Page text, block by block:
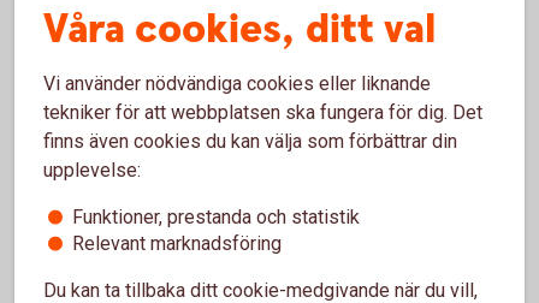
Mer information
Vanliga frågor och svar
Våra cookies, ditt val
Vi använder nödvändiga cookies eller liknande
tekniker för att webbplatsen ska fungera för dig. Det
finns även cookies du kan välja som förbättrar din
upplevelse:
Funktioner, prestanda och statistik
Relevant marknadsföring
Du kan ta tillbaka ditt cookie-medgivande när du vill,